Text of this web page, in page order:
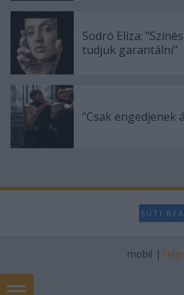
Sodró Eliza:
tudjuk garantálni"
"Csak engedjenek
SÜTI
mobil |